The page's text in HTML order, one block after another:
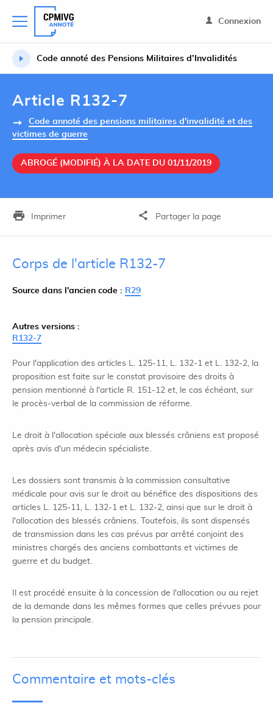
Connexion
Code annoté des Pensions Militaires d’Invalidités
Article R132-7
Code annoté des pensions militaires d'invalidité et des
victimes de guerre
ABROGÉ (MODIFIÉ) À LA DATE DU 01/11/2019
Imprimer Partager la page
Corps de l'article R132-7
Source dans l'ancien code : R29
Autres versions :
R132-7
Pour l'application des articles L. 125-11, L. 132-1 et L. 132-2, la
proposition est faite sur le constat provisoire des droits à
pension mentionné à l'article R. 151-12 et, le cas échéant, sur
le procès-verbal de la commission de réforme.
Le droit à l'allocation spéciale aux blessés crâniens est proposé
après avis d'un médecin spécialiste.
Les dossiers sont transmis à la commission consultative
médicale pour avis sur le droit au bénéfice des dispositions des
articles L. 125-11, L. 132-1 et L. 132-2, ainsi que sur le droit à
l'allocation des blessés crâniens. Toutefois, ils sont dispensés
de transmission dans les cas prévus par arrêté conjoint des
ministres chargés des anciens combattants et victimes de
guerre et du budget.
Il est procédé ensuite à la concession de l'allocation ou au rejet
de la demande dans les mêmes formes que celles prévues pour
la pension principale.
Commentaire et mots-clés